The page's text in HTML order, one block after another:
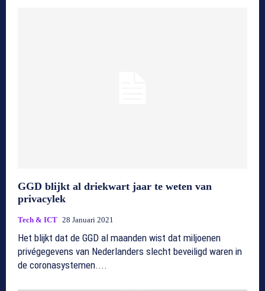
GGD blijkt al driekwart jaar te weten van
privacylek
Tech & ICT 28 Januari 2021
Het blijkt dat de GGD al maanden wist dat miljoenen
privégegevens van Nederlanders slecht beveiligd waren in
de coronasystemen....